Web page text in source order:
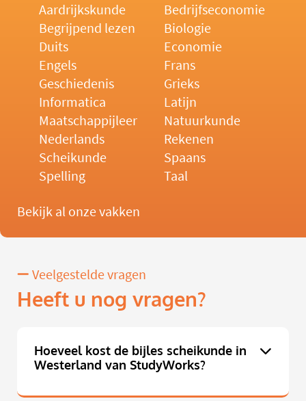
Aardrijkskunde
Bedrijfseconomie
Begrijpend lezen
Biologie
Duits
Economie
Engels
Frans
Geschiedenis
Grieks
Informatica
Latijn
Maatschappijleer
Natuurkunde
Nederlands
Rekenen
Scheikunde
Spaans
Spelling
Taal
Bekijk al onze vakken
Veelgestelde vragen
Heeft u nog vragen?
Hoeveel kost de bijles scheikunde in
Westerland van StudyWorks?